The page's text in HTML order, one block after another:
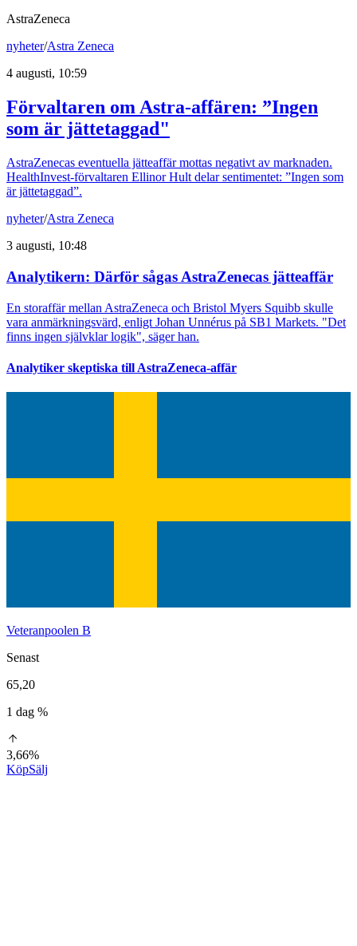
AstraZeneca
nyheter/Astra Zeneca
4 augusti, 10:59
Förvaltaren om Astra-affären: ”Ingen
som är jättetaggad"
AstraZenecas eventuella jätteaffär mottas negativt av marknaden.
HealthInvest-förvaltaren Ellinor Hult delar sentimentet: ”Ingen som
är jättetaggad”.
nyheter/Astra Zeneca
3 augusti, 10:48
Analytikern: Därför sågas AstraZenecas jätteaffär
En storaffär mellan AstraZeneca och Bristol Myers Squibb skulle
vara anmärkningsvärd, enligt Johan Unnérus på SB1 Markets. "Det
finns ingen självklar logik", säger han.
Analytiker skeptiska till AstraZeneca-affär
Veteranpoolen B
Senast
65,20
1 dag %
3,66%
KöpSälj